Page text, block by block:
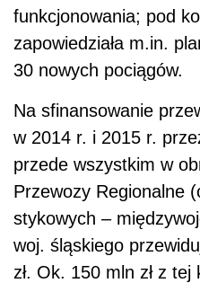
funkcjonowania; pod
zapowiedziała m.in.
30 nowych pociągów.
Na sfinansowanie
w 2014 r. i 2015 r.
przede wszystkim w
Przewozy Regionalne
stykowych –
woj. śląskiego
zł. Ok. 150 mln zł z